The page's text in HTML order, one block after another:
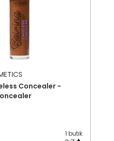
Concealer -
1 butik